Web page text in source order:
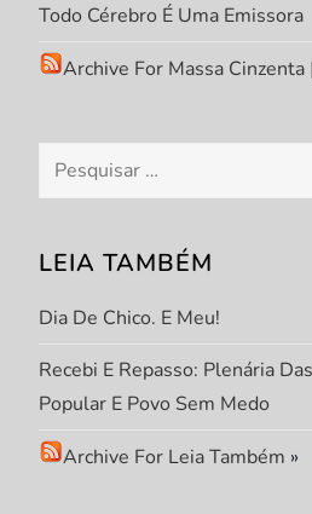
o
t
Todo Cérebro É Uma Emissora
Archive For Massa
Pesquisar
por:
LEIA TAMBÉM
Dia De Chico. E Meu!
Recebi E Repasso: Plenária
Popular E Povo Sem Medo
Archive For Leia Também »